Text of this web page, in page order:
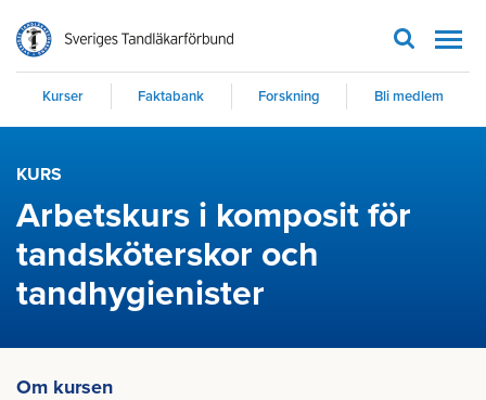
Kurser Faktabank Forskning Bli medlem
KURS
Arbetskurs i komposit för
tandsköterskor och
tandhygienister
Om kursen